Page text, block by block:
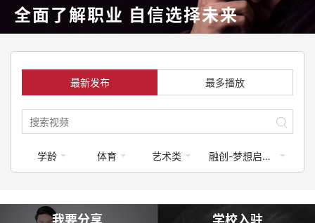
全面了解职业 自信选择未来
最新发布 最多播放
学龄 体育 艺术类 融创-梦想启航计划
我要分享 学校入驻